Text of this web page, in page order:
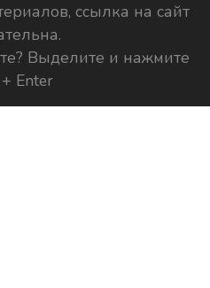
ссылка на сайт
Выделите и нажмите
Enter